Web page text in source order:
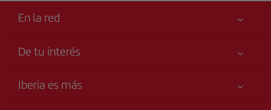
En la red
De tu interés
Accesibilidad
Iberia es más